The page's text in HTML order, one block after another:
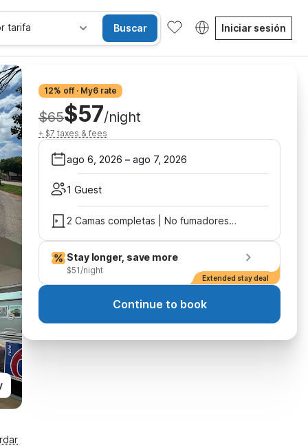
tarifa Buscar Iniciar sesión
12% off · My6 rate
$65$57/night
+ $7 taxes & fees
ago 6, 2026 – ago 7, 2026
1 Guest
2 Camas completas | No fumadores, Microondas
Stay longer, save more
$51/night
Extended stay deal
Continue to book